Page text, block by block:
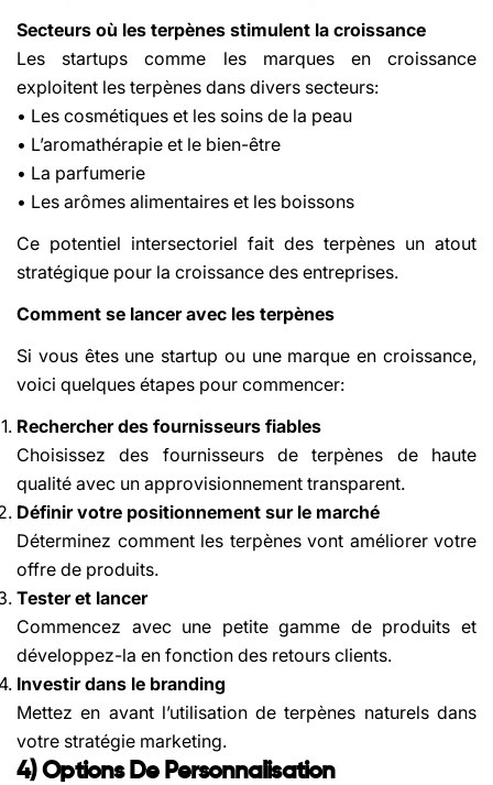
Secteurs où les terpènes stimulent la croissance
Les startups comme les marques en croissance
exploitent les terpènes dans divers secteurs:
• Les cosmétiques et les soins de la peau
• L’aromathérapie et le bien-être
• La parfumerie
• Les arômes alimentaires et les boissons
Ce potentiel intersectoriel fait des terpènes un atout
stratégique pour la croissance des entreprises.
Comment se lancer avec les terpènes
Si vous êtes une startup ou une marque en croissance,
voici quelques étapes pour commencer:
Rechercher des fournisseurs fiables
Choisissez des fournisseurs de terpènes de haute
qualité avec un approvisionnement transparent.
Définir votre positionnement sur le marché
Déterminez comment les terpènes vont améliorer votre
offre de produits.
Tester et lancer
Commencez avec une petite gamme de produits et
développez-la en fonction des retours clients.
Investir dans le branding
Mettez en avant l’utilisation de terpènes naturels dans
votre stratégie marketing.
4) Options De Personnalisation